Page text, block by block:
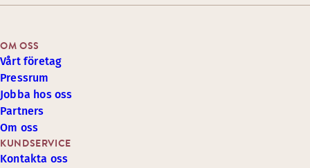
KUNDSERVICE
Kontakta oss
OM OSS
Vårt företag
Pressrum
Jobba hos oss
Partners
Om oss